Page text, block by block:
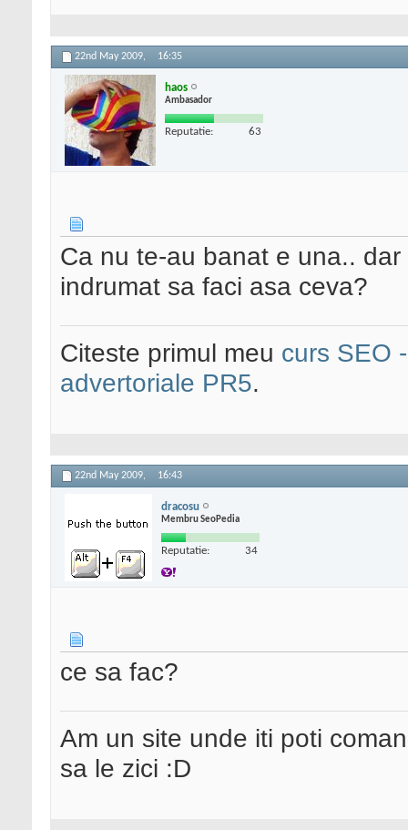
22nd May 2009, 16:35
haos
Ambasador
Reputatie: 63
Ca nu te-au banat e una..
indrumat sa faci asa ceva?
Citeste primul meu curs SEO
advertoriale PR5.
22nd May 2009, 16:43
dracosu
Membru SeoPedia
Reputatie: 34
ce sa fac?
Am un site unde iti poti
sa le zici :D